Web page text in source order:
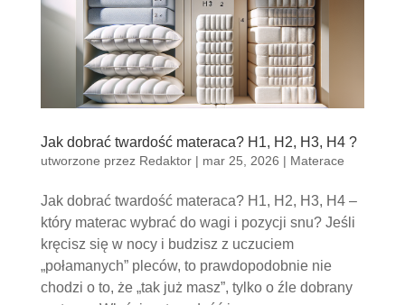
Jak dobrać twardość materaca? H1, H2, H3, H4 ?
utworzone przez Redaktor| mar 25, 2026 | Materace
Jak dobrać twardość materaca? H1, H2, H3, H4 –
który materac wybrać do wagi i pozycji snu? Jeśli
kręcisz się w nocy i budzisz z uczuciem
„połamanych” pleców, to prawdopodobnie nie
chodzi o to, że „tak już masz”, tylko o źle dobrany